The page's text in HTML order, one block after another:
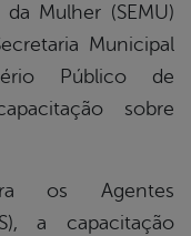
Mulher (SEMU)
Municipal
Público de
sobre
os Agentes
a capacitação